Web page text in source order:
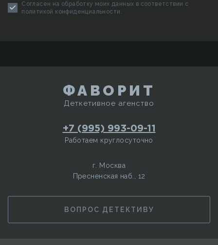
Согласен на обработку моих данных в соответствии с
политикой конфиденциальности.
ФАВОРИТ
Деткетивное агенство
+7 (995) 993-09-11
Работаем круглосуточно
г. Москва
Пресненская наб., 12
ВОПРОС ДЕТЕКТИВУ